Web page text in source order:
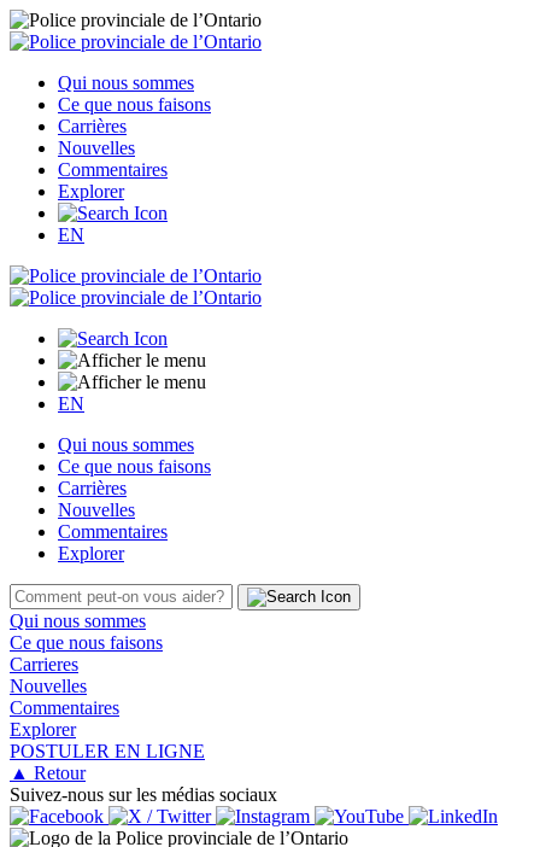
Qui nous sommes
Ce que nous faisons
Carrières
Nouvelles
Commentaires
Explorer
EN
EN
Qui nous sommes
Ce que nous faisons
Carrières
Nouvelles
Commentaires
Explorer
Qui nous sommes
Ce que nous faisons
Carrieres
Nouvelles
Commentaires
Explorer
POSTULER EN LIGNE
▲ Retour
Suivez-nous sur les médias sociaux